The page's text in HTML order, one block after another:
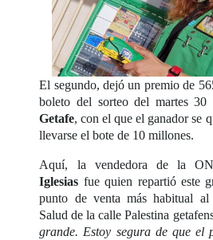
El segundo, dejó un premio de
boleto del sorteo del martes
Getafe, con el que el ganador se
llevarse el bote de 10 millones.
Aquí, la vendedora de la
Iglesias fue quien repartió este
punto de venta más habitual
Salud de la calle Palestina
grande. Estoy segura de que el